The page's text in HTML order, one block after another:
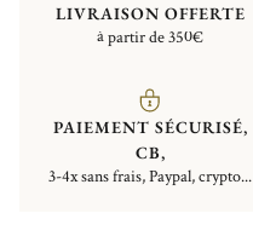
LIVRAISON OFFERTE
à partir de 350€
PAIEMENT SÉCURISÉ,
CB,
3-4x sans frais, Paypal, crypto...